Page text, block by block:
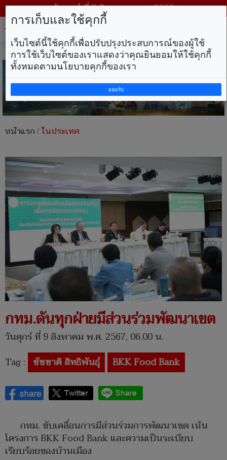
วันศุกร์ ที่ 7 สิงหาคม พ.ศ. 2569
หน้าแรก/ในประเทศ
กทม.ดันทุกฝ่ายมีส่วนร่วมพัฒนาเขต
วันศุกร์ ที่ 9 สิงหาคม พ.ศ. 2567, 06.00 น.
Tag : ชัชชาติ สิทธิพันธุ์ BKK Food Bank
กทม. ขับเคลื่อนการมีส่วนร่วมการพัฒนาเขต เน้น
โครงการ BKK Food Bank และความเป็นระเบียบ
เรียบร้อยของบ้านเมือง
การเก็บและใช้คุกกี้
เว็บไซต์นี้ใช้คุกกี้เพื่อปรับปรุงประสบการณ์ของผู้ใช้
การใช้เว็บไซต์ของเราแสดงว่าคุณยินยอมให้ใช้คุกกี้
ทั้งหมดตามนโยบายคุกกี้ของเรา
ยอมรับ